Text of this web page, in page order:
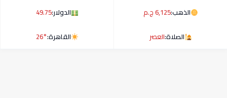
الذهب:6,125 ج.م الدولار:49.75
الصلاة:العصر القاهرة:26°